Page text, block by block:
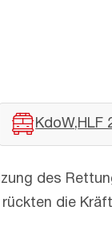
KdoW HLF
des
die